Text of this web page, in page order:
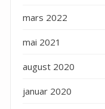
mars 2022
mai 2021
august 2020
januar 2020